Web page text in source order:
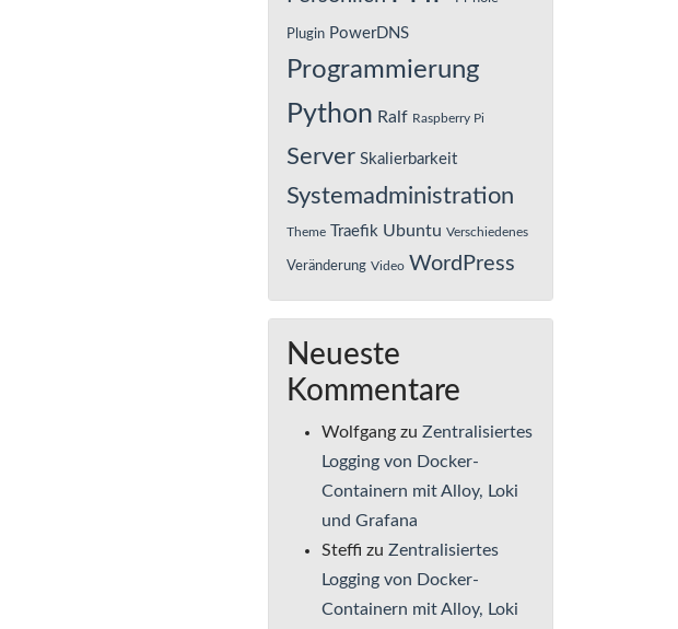
Plugin PowerDNS
Programmierung
Python Ralf Raspberry Pi
Server Skalierbarkeit
Systemadministration
Theme Traefik Ubuntu Verschiedenes
Veränderung Video WordPress
Neueste
Kommentare
Wolfgang zu Zentralisiertes
Logging von Docker-
Containern mit Alloy, Loki
und Grafana
Steffi zu Zentralisiertes
Logging von Docker-
Containern mit Alloy, Loki